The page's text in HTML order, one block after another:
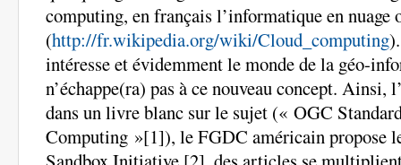
computing, en français l’informatique en nuage
(http://fr.wikipedia.org/wiki/Cloud_computing
intéresse et évidemment le monde de la géo-
n’échappe(ra) pas à ce nouveau concept. Ainsi,
dans un livre blanc sur le sujet (« OGC
Computing »[1]), le FGDC américain propose